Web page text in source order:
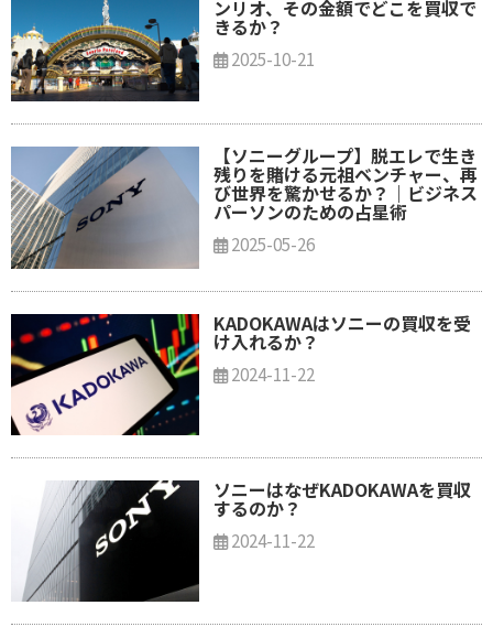
ンリオ、その金額でどこを買収で
きるか？
2025-10-21
【ソニーグループ】脱エレで生き
残りを賭ける元祖ベンチャー、再
び世界を驚かせるか？｜ビジネス
パーソンのための占星術
2025-05-26
KADOKAWAはソニーの買収を受
け入れるか？
2024-11-22
ソニーはなぜKADOKAWAを買収
するのか？
2024-11-22